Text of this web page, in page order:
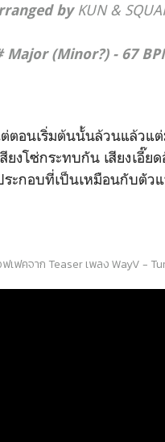
byKUN &
Major (Minor?) - 67
ตอนเริ่มต้นนั้นล้วนแล้วแ
งโซ่กระทบกัน เสียงเอี๊ย
ะกอบที่เป็นเหมือนกับตัว
ฟเฟคจาก Teaser เพลง WayV -